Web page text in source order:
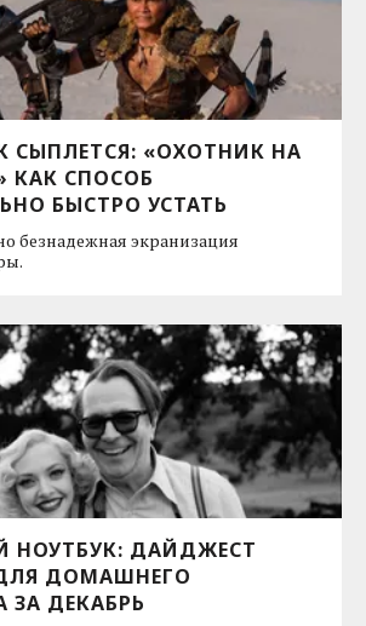
СЫПЛЕТСЯ: «ОХОТНИК НА
КАК СПОСОБ
БЫСТРО УСТАТЬ
безнадежная экранизация
НОУТБУК: ДАЙДЖЕСТ
ДОМАШНЕГО
ЗА ДЕКАБРЬ